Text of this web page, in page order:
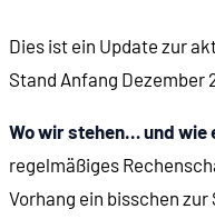
00:38:08
Dies ist ein Update zur
Stand Anfang Dezember
Wo wir stehen… und wie
regelmäßiges
Vorhang ein bisschen